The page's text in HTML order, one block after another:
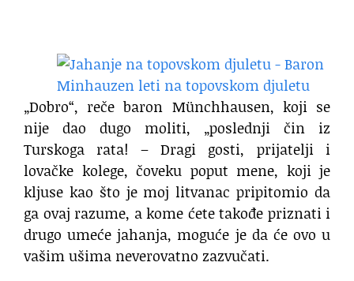
„Dobro“, reče baron Münchhausen, koji se
nije dao dugo moliti, „poslednji čin iz
Turskoga rata! – Dragi gosti, prijatelji i
lovačke kolege, čoveku poput mene, koji je
kljuse kao što je moj litvanac pripitomio da
ga ovaj razume, a kome ćete takođe priznati i
drugo umeće jahanja, moguće je da će ovo u
vašim ušima neverovatno zazvučati.